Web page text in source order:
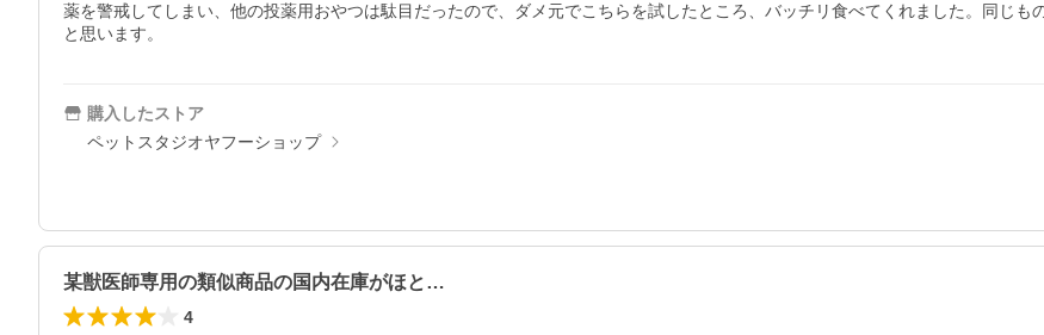
薬を警戒してしまい、他の投薬用おやつは駄目だったので、ダメ元でこちらを試したところ、バッチリ食べてくれました。同じ
と思います。
購入したストア
ペットスタジオヤフーショップ
某獣医師専用の類似商品の国内在庫がほと…
4